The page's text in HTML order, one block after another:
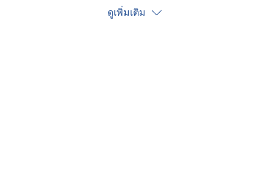
ได้รับแจ้งเหตุอุบัติเหตุ บนถนนหมายเลข 12 สายกาฬสินธุ์–
ดูเพิ่มเติม